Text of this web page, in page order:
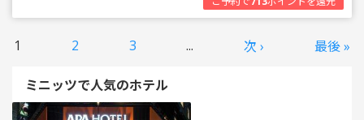
1 2 3 ... 次 › 最後 »
ミニッツで人気のホテル